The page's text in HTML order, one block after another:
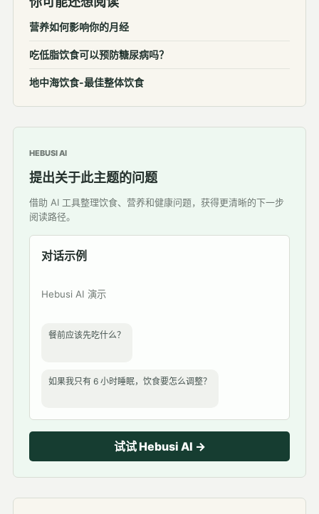
营养如何影响你的月经
吃低脂饮食可以预防糖尿病吗？
地中海饮食-最佳整体饮食
HEBUSI AI
提出关于此主题的问题
借助 AI 工具整理饮食、营养和健康问题，获得更清晰的下一步
阅读路径。
对话示例
Hebusi AI 演示
餐前应该先吃什么？
如果我只有 6 小时睡眠，饮食要怎么调整？
试试 Hebusi AI →